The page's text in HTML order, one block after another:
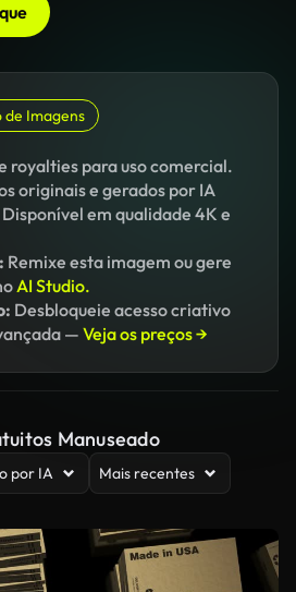
de Imagens
royalties para uso comercial.
originais e gerados por IA
Disponível em qualidade 4K e
Remixe esta imagem ou gere
AI Studio.
Desbloqueie acesso criativo
— Veja os preços →
Manuseado
por IA Mais recentes